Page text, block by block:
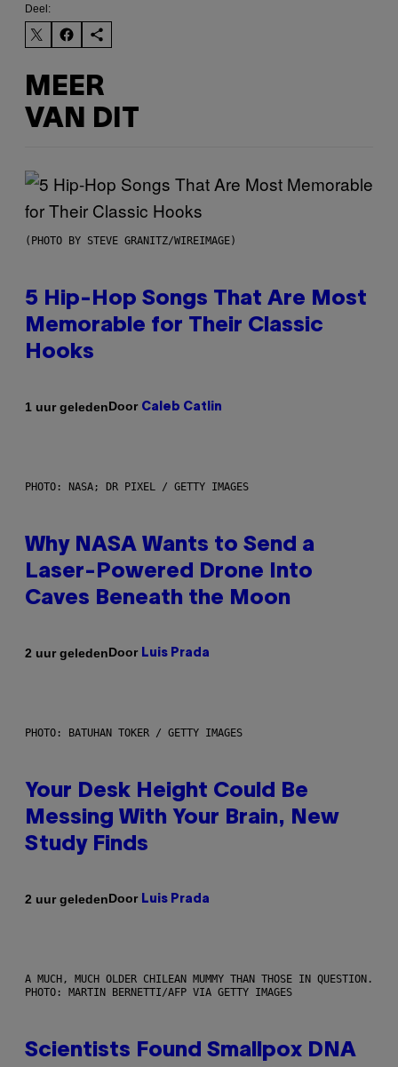
Deel:
MEER
VAN DIT
(PHOTO BY STEVE GRANITZ/WIREIMAGE)
5 Hip-Hop Songs That Are Most
Memorable for Their Classic
Hooks
1 uur geledenDoor Caleb Catlin
PHOTO: NASA; DR PIXEL / GETTY IMAGES
Why NASA Wants to Send a
Laser-Powered Drone Into
Caves Beneath the Moon
2 uur geledenDoor Luis Prada
PHOTO: BATUHAN TOKER / GETTY IMAGES
Your Desk Height Could Be
Messing With Your Brain, New
Study Finds
2 uur geledenDoor Luis Prada
A MUCH, MUCH OLDER CHILEAN MUMMY THAN THOSE IN QUESTION.
PHOTO: MARTIN BERNETTI/AFP VIA GETTY IMAGES
Scientists Found Smallpox DNA